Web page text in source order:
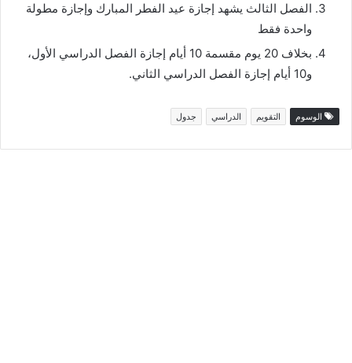
الفصل الثالث يشهد إجازة عيد الفطر المبارك وإجازة مطولة
واحدة فقط
بخلاف 20 يوم مقسمة 10 أيام إجازة الفصل الدراسي الأول،
و10 أيام إجازة الفصل الدراسي الثاني.
الوسوم التقويم الدراسي جدول